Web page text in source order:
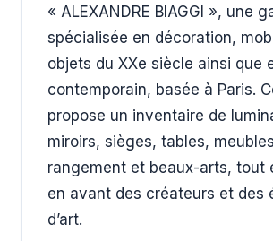
« ALEXANDRE BIAGGI », une
spécialisée en décoration,
objets du XXe siècle ainsi que
contemporain, basée à Paris.
propose un inventaire de
miroirs, sièges, tables,
rangement et beaux-arts, tout
en avant des créateurs et des
d’art.